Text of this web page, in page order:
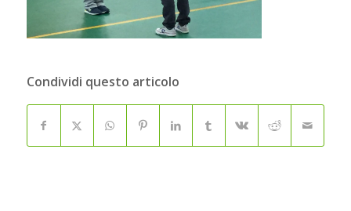
Condividi questo articolo